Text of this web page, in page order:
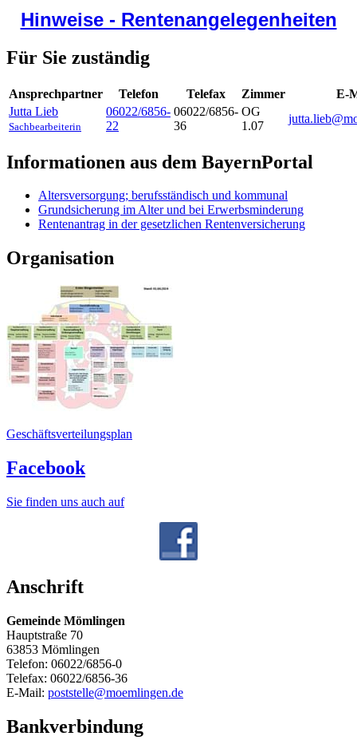
Hinweise - Rentenangelegenheiten
Für Sie zuständig
Ansprechpartner Telefon Telefax Zimmer
E-
Jutta Lieb
Sachbearbeiterin
06022/6856-
22
06022/6856-
36
OG
1.07
Informationen aus dem BayernPortal
Altersversorgung; berufsständisch und kommunal
Grundsicherung im Alter und bei Erwerbsminderung
Rentenantrag in der gesetzlichen Rentenversicherung
Organisation
Geschäftsverteilungsplan
Facebook
Sie finden uns auch auf
Anschrift
Gemeinde Mömlingen
Hauptstraße 70
63853 Mömlingen
Telefon: 06022/6856-0
Telefax: 06022/6856-36
E-Mail: poststelle@moemlingen.de
Bankverbindung